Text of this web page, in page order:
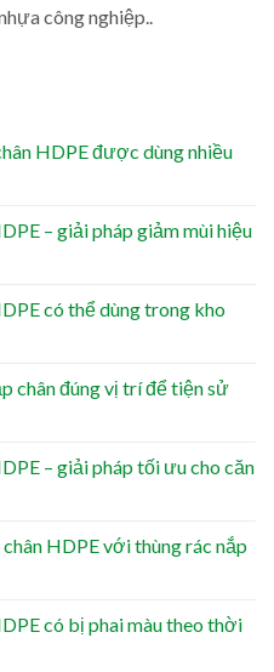
công nghiệp..
HDPE được dùng nhiều
– giải pháp giảm mùi hiệu
có thể dùng trong kho
chân đúng vị trí để tiện sử
– giải pháp tối ưu cho căn
chân HDPE với thùng rác nắp
có bị phai màu theo thời